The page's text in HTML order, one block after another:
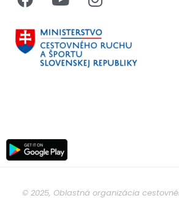
© 2025, Oblastná organizácia